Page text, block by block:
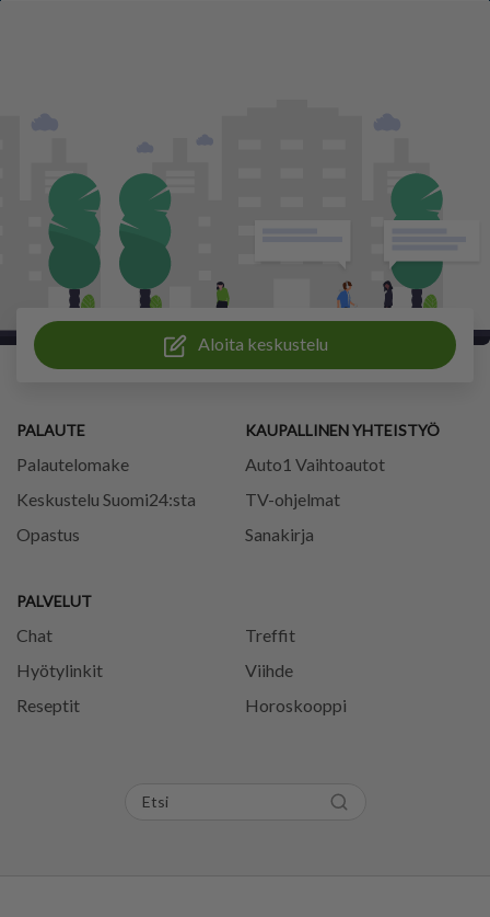
Aloita keskustelu
PALAUTE
Palautelomake
Keskustelu Suomi24:sta
Opastus
PALVELUT
Chat
Treffit
Hyötylinkit
Viihde
Reseptit
Horoskooppi
KAUPALLINEN YHTEISTYÖ
Auto1 Vaihtoautot
TV-ohjelmat
Sanakirja